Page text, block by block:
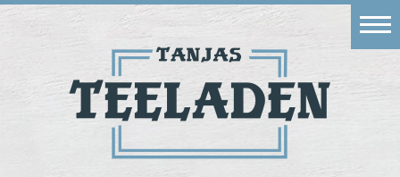
Geschäft